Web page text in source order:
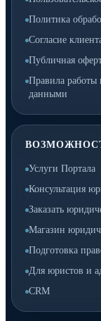
Политика
Согласие
Публичная
Правила работы
данными
Услуги Портала
Консультация
Заказать
Магазин
Подготовка
Для юристов и
CRM